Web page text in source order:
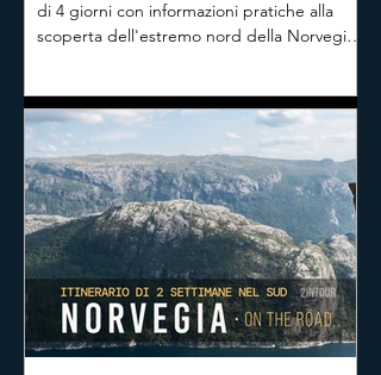
di 4 giorni con informazioni pratiche alla
scoperta dell'estremo nord della Norvegia